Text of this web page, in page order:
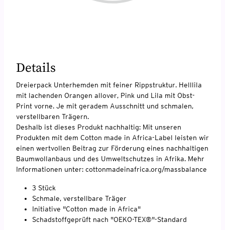
Details
Dreierpack Unterhemden mit feiner Rippstruktur. Helllila
mit lachenden Orangen allover, Pink und Lila mit Obst-
Print vorne. Je mit geradem Ausschnitt und schmalen,
verstellbaren Trägern.
Deshalb ist dieses Produkt nachhaltig: Mit unseren
Produkten mit dem Cotton made in Africa-Label leisten wir
einen wertvollen Beitrag zur Förderung eines nachhaltigen
Baumwollanbaus und des Umweltschutzes in Afrika. Mehr
Informationen unter: cottonmadeinafrica.org/massbalance
3 Stück
Schmale, verstellbare Träger
Initiative "Cotton made in Africa"
Schadstoffgeprüft nach "OEKO-TEX®"-Standard